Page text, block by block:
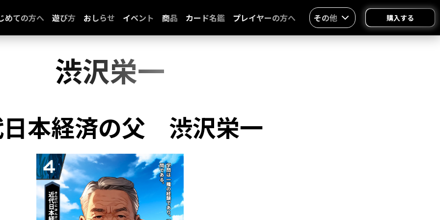
めての方へ 遊び方 おしらせ イベント 商品 カード名鑑 プレイヤーの方へ その他 購入する
渋沢栄一
本経済の父 渋沢栄一